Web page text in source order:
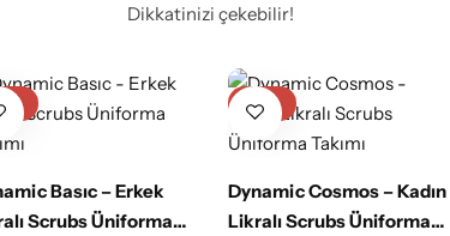
Dikkatinizi çekebilir!
Basıc – Erkek
Scrubs Üniforma
-17%
Dynamic Cosmos – Kadın
Likralı Scrubs Üniforma